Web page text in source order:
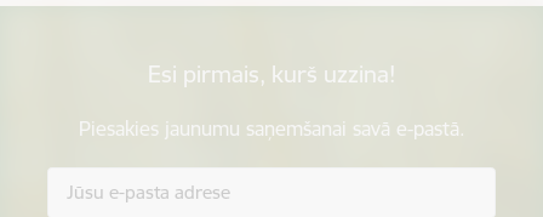
Esi pirmais, kurš uzzina!
Piesakies jaunumu saņemšanai savā e-pastā.